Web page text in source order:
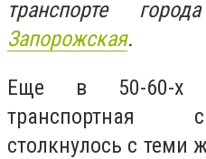
транспорте
Запорожская.
Еще в 50-60-х
транспортная
столкнулось с теми